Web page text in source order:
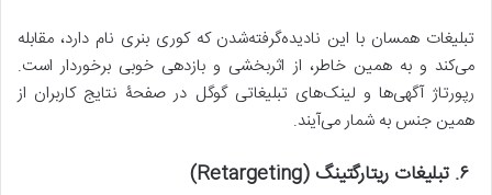
تبلیغات همسان با این نادیده‌گرفته‌شدن که کوری بنری نام دارد، مقابله
می‌کند و به همین‌ خاطر، از اثربخشی و بازدهی خوبی برخوردار است.
رپورتاژ آگهی‌ها و لینک‌های تبلیغاتی گوگل‌ در صفحۀ نتایج کاربران از
همین جنس به شمار می‌آیند.
۶. تبلیغات ریتارگتینگ(Retargeting)